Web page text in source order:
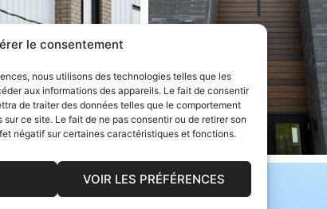
le consentement
nous utilisons des technologies telles que les
aux informations des appareils. Le fait de consentir
de traiter des données telles que le comportement
ce site. Le fait de ne pas consentir ou de retirer son
négatif sur certaines caractéristiques et fonctions.
VOIR LES PRÉFÉRENCES